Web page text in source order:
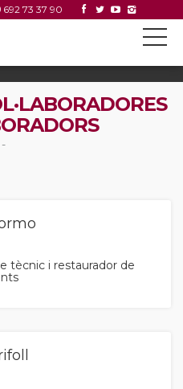
692 73 37 90
-
tècnic i restaurador de